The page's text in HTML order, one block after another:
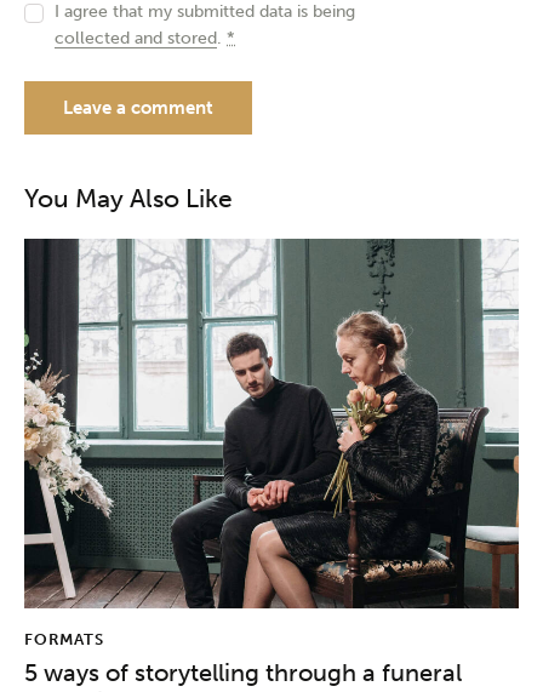
I agree that my submitted data is being
collected and stored.*
You May Also Like
FORMATS
5 ways of storytelling through a funeral